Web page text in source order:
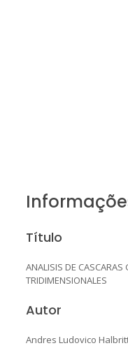
Título
ANALISIS DE CASCARAS
TRIDIMENSIONALES
Autor
Andres Ludovico